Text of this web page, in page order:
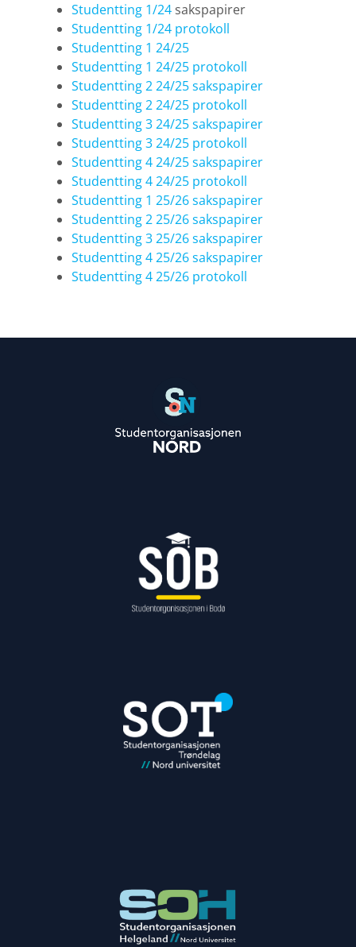
Studentting 1/24 sakspapirer
Studentting 1/24 protokoll
Studentting 1 24/25
Studentting 1 24/25 protokoll
Studentting 2 24/25 sakspapirer
Studentting 2 24/25 protokoll
Studentting 3 24/25 sakspapirer
Studentting 3 24/25 protokoll
Studentting 4 24/25 sakspapirer
Studentting 4 24/25 protokoll
Studentting 1 25/26 sakspapirer
Studentting 2 25/26 sakspapirer
Studentting 3 25/26 sakspapirer
Studentting 4 25/26 sakspapirer
Studentting 4 25/26 protokoll